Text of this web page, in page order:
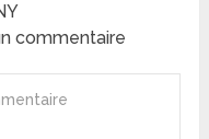
commentaire